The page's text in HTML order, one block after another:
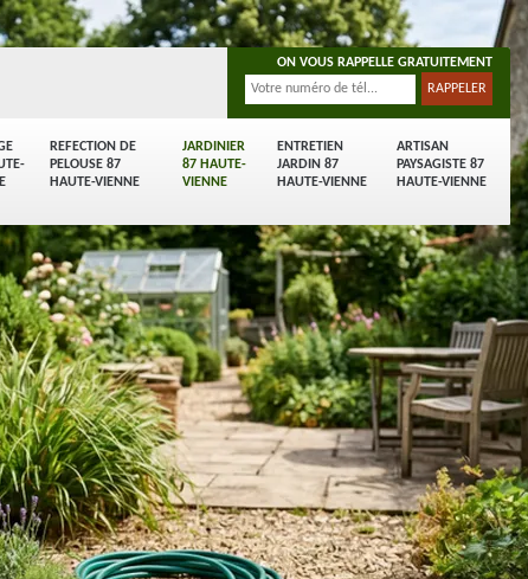
REFECTION DE
PELOUSE 87
HAUTE-VIENNE
JARDINIER
87 HAUTE-
VIENNE
ENTRETIEN
JARDIN 87
HAUTE-VIENNE
ARTISAN
PAYSAGISTE 87
HAUTE-VIENNE
ON VOUS RAPPELLE GRATUITEMENT